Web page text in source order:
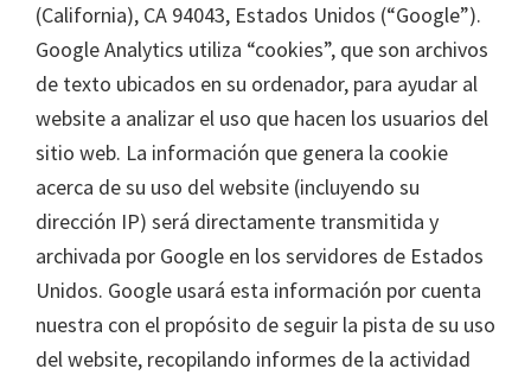
(California), CA 94043, Estados Unidos (“Google”).
Google Analytics utiliza “cookies”, que son archivos
de texto ubicados en su ordenador, para ayudar al
website a analizar el uso que hacen los usuarios del
sitio web. La información que genera la cookie
acerca de su uso del website (incluyendo su
dirección IP) será directamente transmitida y
archivada por Google en los servidores de Estados
Unidos. Google usará esta información por cuenta
nuestra con el propósito de seguir la pista de su uso
del website, recopilando informes de la actividad